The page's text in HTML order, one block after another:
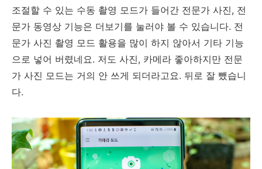
조절할 수 있는 수동 촬영 모드가 들어간 전문가 사진, 전
문가 동영상 기능은 더보기를 눌러야 볼 수 있습니다. 전
문가 사진 촬영 모드 활용을 많이 하지 않아서 기타 기능
으로 넣어 버렸네요. 저도 사진, 카메라 좋아하지만 전문
가 사진 모드는 거의 안 쓰게 되더라고요. 뒤로 잘 뺐습니
다.